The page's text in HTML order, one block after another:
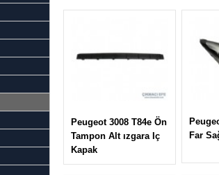
Peugeot 3008 T84e Ön
Tampon Alt ızgara Iç
Kapak
Far